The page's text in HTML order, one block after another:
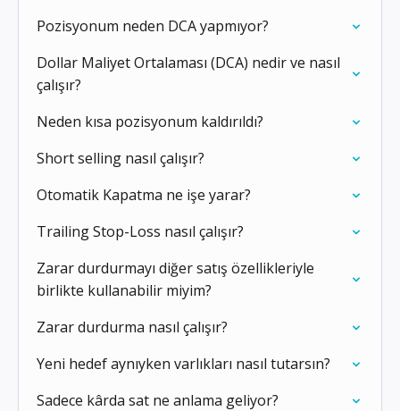
Pozisyonum neden DCA yapmıyor?
Dollar Maliyet Ortalaması (DCA) nedir ve nasıl
çalışır?
Neden kısa pozisyonum kaldırıldı?
Short selling nasıl çalışır?
Otomatik Kapatma ne işe yarar?
Trailing Stop-Loss nasıl çalışır?
Zarar durdurmayı diğer satış özellikleriyle
birlikte kullanabilir miyim?
Zarar durdurma nasıl çalışır?
Yeni hedef aynıyken varlıkları nasıl tutarsın?
Sadece kârda sat ne anlama geliyor?